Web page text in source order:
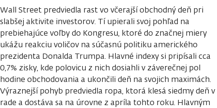
Wall Street predviedla rast vo včerajší obchodný deň pri
slabšej aktivite investorov. Tí upierali svoj pohľad na
prebiehajúce voľby do Kongresu, ktoré do značnej miery
ukážu reakciu voličov na súčasnú politiku amerického
prezidenta Donalda Trumpa. Hlavné indexy si pripísali cca
0,7% zisky, kde polovicu z nich dosiahli v záverečnej pol
hodine obchodovania a ukončili deň na svojich maximách.
Výraznejší pohyb predviedla ropa, ktorá klesá siedmy deň v
rade a dostáva sa na úrovne z apríla tohto roku. Hlavným